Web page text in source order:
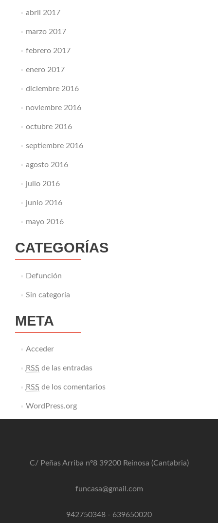
abril 2017
marzo 2017
febrero 2017
enero 2017
diciembre 2016
noviembre 2016
octubre 2016
septiembre 2016
agosto 2016
julio 2016
junio 2016
mayo 2016
CATEGORÍAS
Defunción
Sin categoría
META
Acceder
RSS de las entradas
RSS de los comentarios
WordPress.org
C/ Peñas Arriba nº8 39200 Reinosa (Cantabria)
funcasa@gmail.com
942750348 - 639650020